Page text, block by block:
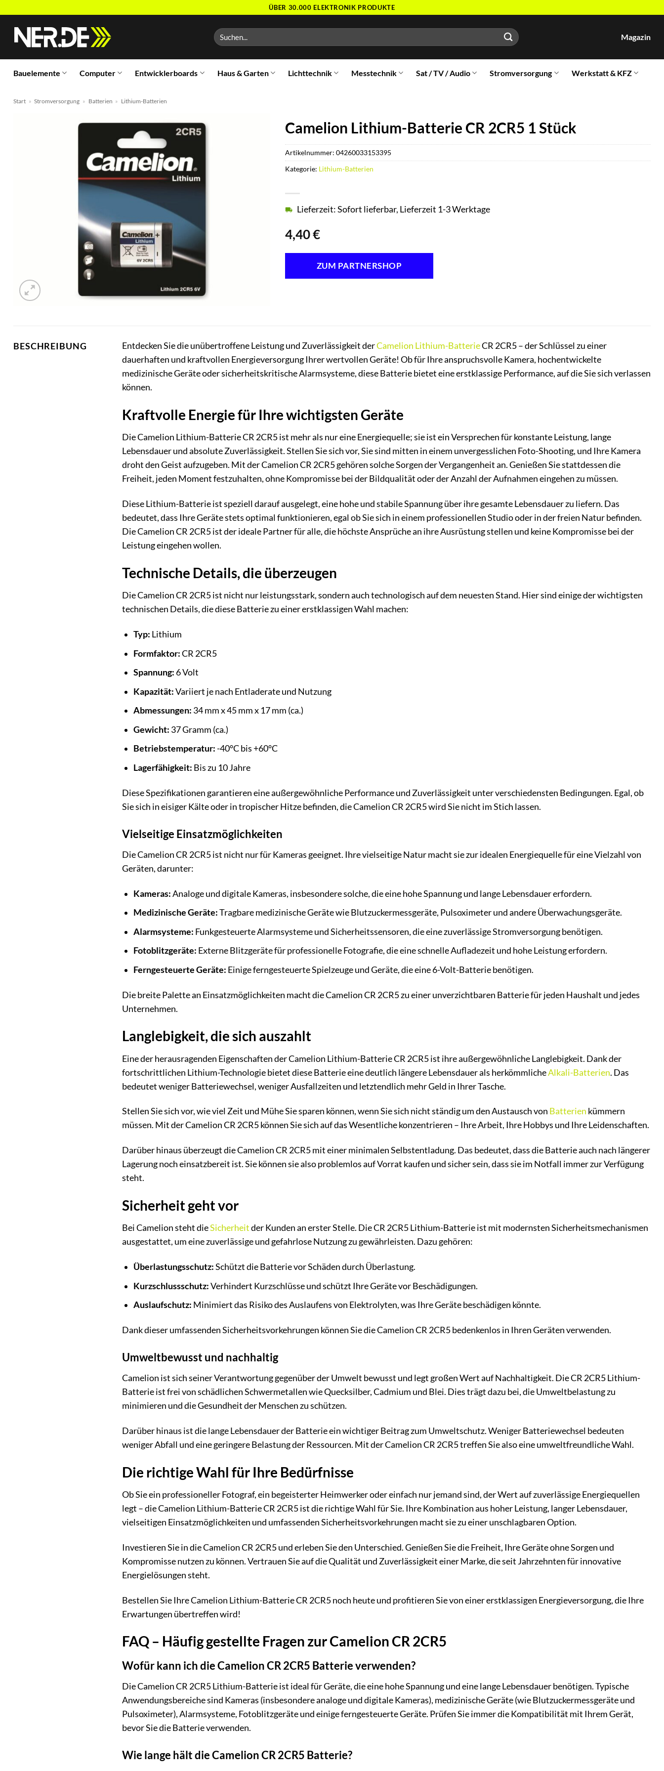
springen
ÜBER 30.000 ELEKTRONIK PRODUKTE
Suchen
nach:
Magazin
Bauelemente Computer Entwicklerboards Haus & Garten Lichttechnik Messtechnik Sat / TV / Audio Stromversorgung Werkstatt & KFZ
Start » Stromversorgung » Batterien » Lithium-Batterien
Camelion Lithium-Batterie CR 2CR5 1 Stück
4,40€
Lieferzeit: Sofort lieferbar, Lieferzeit 1-3 Werktage
ZUM PARTNERSHOP
Artikelnummer: 04260033153395
Kategorie: Lithium-Batterien
BESCHREIBUNG Entdecken Sie die unübertroffene Leistung und Zuverlässigkeit derCamelion Lithium-BatterieCR 2CR5 – der Schlüssel zu einer
dauerhaften und kraftvollen Energieversorgung Ihrer wertvollen Geräte! Ob für Ihre anspruchsvolle Kamera, hochentwickelte
medizinische Geräte oder sicherheitskritische Alarmsysteme, diese Batterie bietet eine erstklassige Performance, auf die Sie sich verlassen
können.
Kraftvolle Energie für Ihre wichtigsten Geräte
Die Camelion Lithium-Batterie CR 2CR5 ist mehr als nur eine Energiequelle; sie ist ein Versprechen für konstante Leistung, lange
Lebensdauer und absolute Zuverlässigkeit. Stellen Sie sich vor, Sie sind mitten in einem unvergesslichen Foto-Shooting, und Ihre Kamera
droht den Geist aufzugeben. Mit der Camelion CR 2CR5 gehören solche Sorgen der Vergangenheit an. Genießen Sie stattdessen die
Freiheit, jeden Moment festzuhalten, ohne Kompromisse bei der Bildqualität oder der Anzahl der Aufnahmen eingehen zu müssen.
Diese Lithium-Batterie ist speziell darauf ausgelegt, eine hohe und stabile Spannung über ihre gesamte Lebensdauer zu liefern. Das
bedeutet, dass Ihre Geräte stets optimal funktionieren, egal ob Sie sich in einem professionellen Studio oder in der freien Natur befinden.
Die Camelion CR 2CR5 ist der ideale Partner für alle, die höchste Ansprüche an ihre Ausrüstung stellen und keine Kompromisse bei der
Leistung eingehen wollen.
Technische Details, die überzeugen
Die Camelion CR 2CR5 ist nicht nur leistungsstark, sondern auch technologisch auf dem neuesten Stand. Hier sind einige der wichtigsten
technischen Details, die diese Batterie zu einer erstklassigen Wahl machen:
Typ: Lithium
Formfaktor:CR 2CR5
Spannung: 6 Volt
Kapazität:Variiert je nach Entladerate und Nutzung
Abmessungen: 34 mm x 45 mm x 17 mm (ca.)
Gewicht: 37 Gramm (ca.)
Betriebstemperatur:-40°C bis +60°C
Lagerfähigkeit: Bis zu 10 Jahre
Diese Spezifikationen garantieren eine außergewöhnliche Performance und Zuverlässigkeit unter verschiedensten Bedingungen. Egal, ob
Sie sich in eisiger Kälte oder in tropischer Hitze befinden, die Camelion CR 2CR5 wird Sie nicht im Stich lassen.
Vielseitige Einsatzmöglichkeiten
Die Camelion CR 2CR5 ist nicht nur für Kameras geeignet. Ihre vielseitige Natur macht sie zur idealen Energiequelle für eine Vielzahl von
Geräten, darunter:
Kameras:Analoge und digitale Kameras, insbesondere solche, die eine hohe Spannung und lange Lebensdauer erfordern.
Medizinische Geräte:Tragbare medizinische Geräte wie Blutzuckermessgeräte, Pulsoximeter und andere Überwachungsgeräte.
Alarmsysteme: Funkgesteuerte Alarmsysteme und Sicherheitssensoren, die eine zuverlässige Stromversorgung benötigen.
Fotoblitzgeräte: Externe Blitzgeräte für professionelle Fotografie, die eine schnelle Aufladezeit und hohe Leistung erfordern.
Ferngesteuerte Geräte: Einige ferngesteuerte Spielzeuge und Geräte, die eine 6-Volt-Batterie benötigen.
Die breite Palette an Einsatzmöglichkeiten macht die Camelion CR 2CR5 zu einer unverzichtbaren Batterie für jeden Haushalt und jedes
Unternehmen.
Langlebigkeit, die sich auszahlt
Eine der herausragenden Eigenschaften der Camelion Lithium-Batterie CR 2CR5 ist ihre außergewöhnliche Langlebigkeit. Dank der
fortschrittlichen Lithium-Technologie bietet diese Batterie eine deutlich längere Lebensdauer als herkömmlicheAlkali-Batterien. Das
bedeutet weniger Batteriewechsel, weniger Ausfallzeiten und letztendlich mehr Geld in Ihrer Tasche.
Stellen Sie sich vor, wie viel Zeit und Mühe Sie sparen können, wenn Sie sich nicht ständig um den Austausch von Batterien kümmern
müssen. Mit der Camelion CR 2CR5 können Sie sich auf das Wesentliche konzentrieren – Ihre Arbeit, Ihre Hobbys und Ihre Leidenschaften.
Darüber hinaus überzeugt die Camelion CR 2CR5 mit einer minimalen Selbstentladung. Das bedeutet, dass die Batterie auch nach längerer
Lagerung noch einsatzbereit ist. Sie können sie also problemlos auf Vorrat kaufen und sicher sein, dass sie im Notfall immer zur Verfügung
steht.
Sicherheit geht vor
Bei Camelion steht dieSicherheitder Kunden an erster Stelle. Die CR 2CR5 Lithium-Batterie ist mit modernsten Sicherheitsmechanismen
ausgestattet, um eine zuverlässige und gefahrlose Nutzung zu gewährleisten. Dazu gehören:
Überlastungsschutz:Schützt die Batterie vor Schäden durch Überlastung.
Kurzschlussschutz:Verhindert Kurzschlüsse und schützt Ihre Geräte vor Beschädigungen.
Auslaufschutz: Minimiert das Risiko des Auslaufens von Elektrolyten, was Ihre Geräte beschädigen könnte.
Dank dieser umfassenden Sicherheitsvorkehrungen können Sie die Camelion CR 2CR5 bedenkenlos in Ihren Geräten verwenden.
Umweltbewusst und nachhaltig
Camelion ist sich seiner Verantwortung gegenüber der Umwelt bewusst und legt großen Wert auf Nachhaltigkeit. Die CR 2CR5 Lithium-
Batterie ist frei von schädlichen Schwermetallen wie Quecksilber, Cadmium und Blei. Dies trägt dazu bei, die Umweltbelastung zu
minimieren und die Gesundheit der Menschen zu schützen.
Darüber hinaus ist die lange Lebensdauer der Batterie ein wichtiger Beitrag zum Umweltschutz. Weniger Batteriewechsel bedeuten
weniger Abfall und eine geringere Belastung der Ressourcen. Mit der Camelion CR 2CR5 treffen Sie also eine umweltfreundliche Wahl.
Die richtige Wahl für Ihre Bedürfnisse
Ob Sie ein professioneller Fotograf, ein begeisterter Heimwerker oder einfach nur jemand sind, der Wert auf zuverlässige Energiequellen
legt – die Camelion Lithium-Batterie CR 2CR5 ist die richtige Wahl für Sie. Ihre Kombination aus hoher Leistung, langer Lebensdauer,
vielseitigen Einsatzmöglichkeiten und umfassenden Sicherheitsvorkehrungen macht sie zu einer unschlagbaren Option.
Investieren Sie in die Camelion CR 2CR5 und erleben Sie den Unterschied. Genießen Sie die Freiheit, Ihre Geräte ohne Sorgen und
Kompromisse nutzen zu können. Vertrauen Sie auf die Qualität und Zuverlässigkeit einer Marke, die seit Jahrzehnten für innovative
Energielösungen steht.
Bestellen Sie Ihre Camelion Lithium-Batterie CR 2CR5 noch heute und profitieren Sie von einer erstklassigen Energieversorgung, die Ihre
Erwartungen übertreffen wird!
FAQ – Häufig gestellte Fragen zur Camelion CR 2CR5
Wofür kann ich die Camelion CR 2CR5 Batterie verwenden?
Die Camelion CR 2CR5 Lithium-Batterie ist ideal für Geräte, die eine hohe Spannung und eine lange Lebensdauer benötigen. Typische
Anwendungsbereiche sind Kameras (insbesondere analoge und digitale Kameras), medizinische Geräte (wie Blutzuckermessgeräte und
Pulsoximeter), Alarmsysteme, Fotoblitzgeräte und einige ferngesteuerte Geräte. Prüfen Sie immer die Kompatibilität mit Ihrem Gerät,
bevor Sie die Batterie verwenden.
Wie lange hält die Camelion CR 2CR5 Batterie?